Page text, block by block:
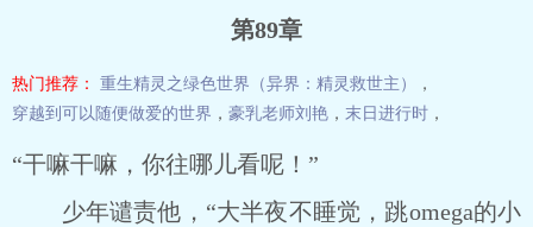
第89章
热门推荐： 重生精灵之绿色世界（异界：精灵救世主）
，
穿越到可以随便做爱的世界 ， 豪乳老师刘艳 ， 末日进行时 ，
“干嘛干嘛，你往哪儿看呢！”
少年谴责他，“大半夜不睡觉，跳omega的小